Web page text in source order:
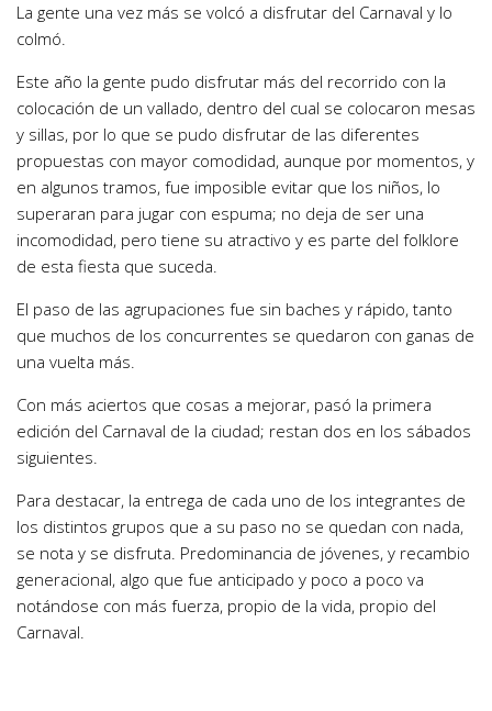
La gente una vez más se volcó a disfrutar del Carnaval y lo
colmó.
Este año la gente pudo disfrutar más del recorrido con la
colocación de un vallado, dentro del cual se colocaron mesas
y sillas, por lo que se pudo disfrutar de las diferentes
propuestas con mayor comodidad, aunque por momentos, y
en algunos tramos, fue imposible evitar que los niños, lo
superaran para jugar con espuma; no deja de ser una
incomodidad, pero tiene su atractivo y es parte del folklore
de esta fiesta que suceda.
El paso de las agrupaciones fue sin baches y rápido, tanto
que muchos de los concurrentes se quedaron con ganas de
una vuelta más.
Con más aciertos que cosas a mejorar, pasó la primera
edición del Carnaval de la ciudad; restan dos en los sábados
siguientes.
Para destacar, la entrega de cada uno de los integrantes de
los distintos grupos que a su paso no se quedan con nada,
se nota y se disfruta. Predominancia de jóvenes, y recambio
generacional, algo que fue anticipado y poco a poco va
notándose con más fuerza, propio de la vida, propio del
Carnaval.